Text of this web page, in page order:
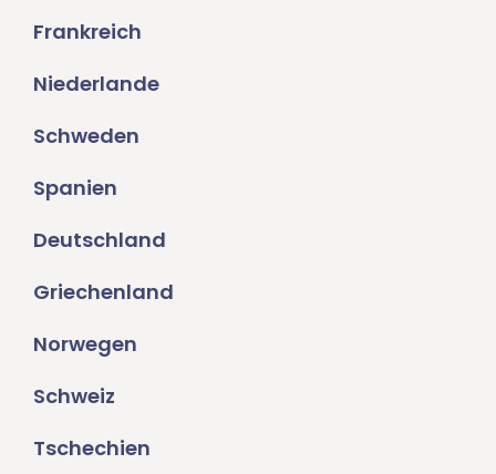
Frankreich
Niederlande
Schweden
Spanien
Deutschland
Griechenland
Norwegen
Schweiz
Tschechien